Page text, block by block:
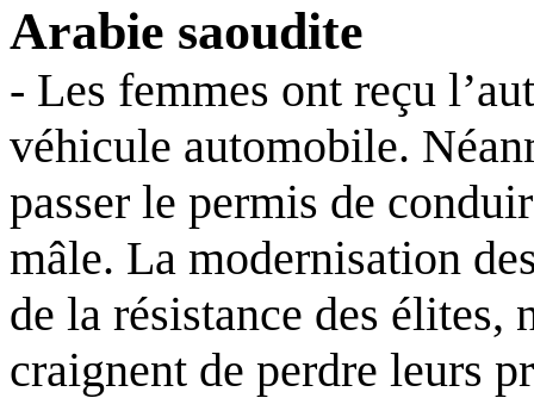
Arabie saoudite
- Les femmes ont reçu
véhicule automobile.
passer le permis de
mâle. La modernisation
de la résistance des
craignent de perdre leurs